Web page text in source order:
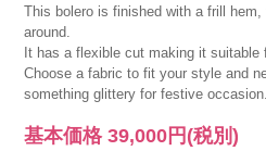
This bolero is finished with a frill hem,
around.
It has a flexible cut making it suitable
Choose a fabric to fit your style and
something glittery for festive occasion.
基本価格39,000円 (税別)